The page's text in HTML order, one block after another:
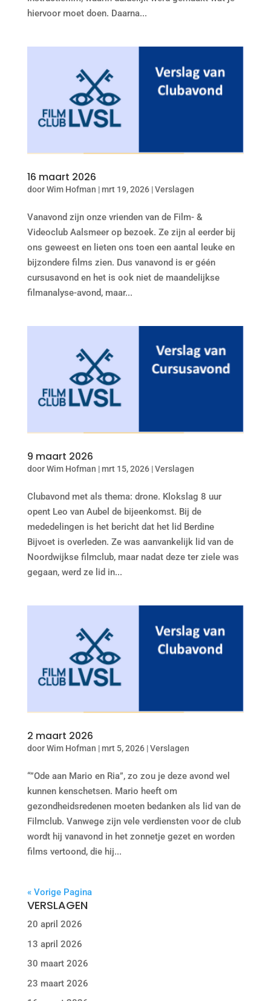
hiervoor moet doen. Daarna...
16 maart 2026
doorWim Hofman |mrt 19, 2026|Verslagen
Vanavond zijn onze vrienden van de Film- &
Videoclub Aalsmeer op bezoek. Ze zijn al eerder bij
ons geweest en lieten ons toen een aantal leuke en
bijzondere films zien. Dus vanavond is er géén
cursusavond en het is ook niet de maandelijkse
filmanalyse-avond, maar...
9 maart 2026
doorWim Hofman |mrt 15, 2026|Verslagen
Clubavond met als thema: drone. Klokslag 8 uur
opent Leo van Aubel de bijeenkomst. Bij de
mededelingen is het bericht dat het lid Berdine
Bijvoet is overleden. Ze was aanvankelijk lid van de
Noordwijkse filmclub, maar nadat deze ter ziele was
gegaan, werd ze lid in...
2 maart 2026
doorWim Hofman |mrt 5, 2026|Verslagen
“”Ode aan Mario en Ria”, zo zou je deze avond wel
kunnen kenschetsen. Mario heeft om
gezondheidsredenen moeten bedanken als lid van de
Filmclub. Vanwege zijn vele verdiensten voor de club
wordt hij vanavond in het zonnetje gezet en worden
films vertoond, die hij...
« Vorige Pagina
VERSLAGEN
20 april 2026
13 april 2026
30 maart 2026
23 maart 2026